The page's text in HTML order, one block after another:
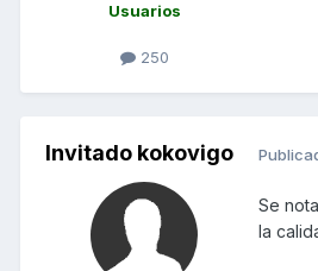
Usuarios
250
Invitado kokovigo
Se
la